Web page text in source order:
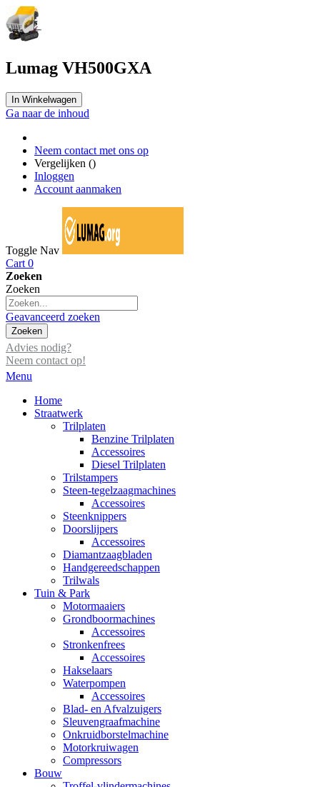
Lumag VH500GXA
In Winkelwagen
Ga naar de inhoud
Neem contact met ons op
Vergelijken ()
Inloggen
Account aanmaken
Toggle Nav
Cart 0
Zoeken
Zoeken
Geavanceerd zoeken
Zoeken
Advies nodig?
Neem contact op!
Menu
Home
Straatwerk
Trilplaten
Benzine Trilplaten
Accessoires
Diesel Trilplaten
Trilstampers
Steen-tegelzaagmachines
Accessoires
Steenknippers
Doorslijpers
Accessoires
Diamantzaagbladen
Handgereedschappen
Trilwals
Tuin & Park
Motormaaiers
Grondboormachines
Accessoires
Stronkenfrees
Accessoires
Hakselaars
Waterpompen
Accessoires
Blad- en Afvalzuigers
Sleuvengraafmachine
Onkruidborstelmachine
Motorkruiwagen
Compressors
Bouw